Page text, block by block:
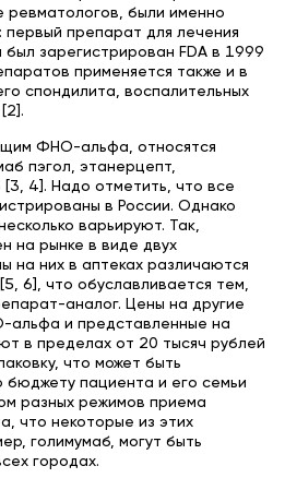
ревматологов, были именно
препарат для лечения
зарегистрирован FDA в 1999
применяется также и в
спондилита, воспалительных
ФНО-альфа, относятся
пэгол, этанерцепт,
[3, 4]. Надо отметить, что все
в России. Однако
варьируют. Так,
на рынке в виде двух
на них в аптеках различаются
6], что обуславливается тем,
аналог. Цены на другие
и представленные на
в пределах от 20 тысяч рублей
что может быть
бюджету пациента и его семьи
разных режимов приема
что некоторые из этих
голимумаб, могут быть
городах.